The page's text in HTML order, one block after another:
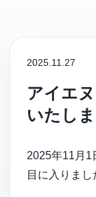
私たちの実績
沿革
2025.11.27
アイエ
いたしま
2025年11月1
目に入りまし